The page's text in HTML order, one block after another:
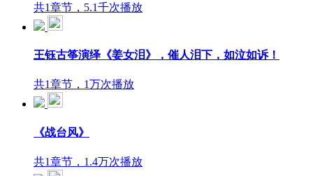
共1章节，5.1千次播放
王钰古筝演绎《姜女泪》，催人泪下，如泣如诉！
共1章节，1万次播放
《战台风》
共1章节，1.4万次播放